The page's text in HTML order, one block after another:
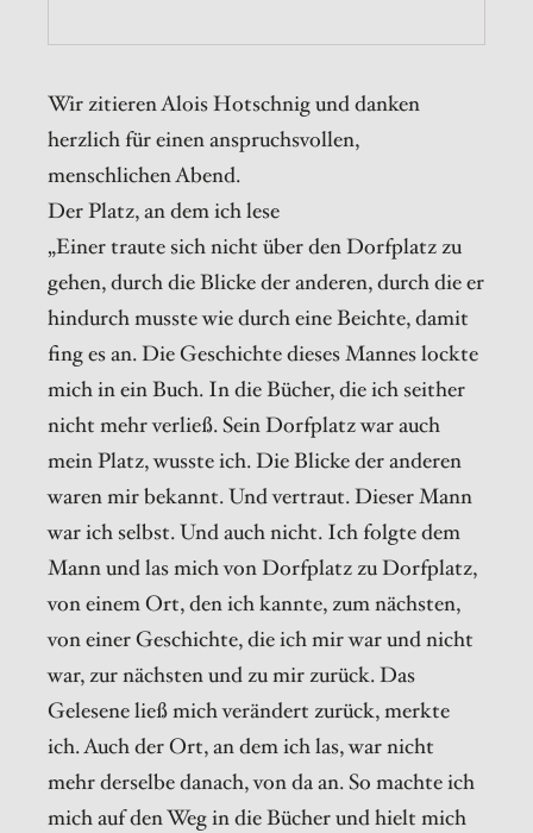
Wir zitieren Alois Hotschnig und danken
herzlich für einen anspruchsvollen,
menschlichen Abend.
Der Platz, an dem ich lese
„Einer traute sich nicht über den Dorfplatz zu
gehen, durch die Blicke der anderen, durch die er
hindurch musste wie durch eine Beichte, damit
fing es an. Die Geschichte dieses Mannes lockte
mich in ein Buch. In die Bücher, die ich seither
nicht mehr verließ. Sein Dorfplatz war auch
mein Platz, wusste ich. Die Blicke der anderen
waren mir bekannt. Und vertraut. Dieser Mann
war ich selbst. Und auch nicht. Ich folgte dem
Mann und las mich von Dorfplatz zu Dorfplatz,
von einem Ort, den ich kannte, zum nächsten,
von einer Geschichte, die ich mir war und nicht
war, zur nächsten und zu mir zurück. Das
Gelesene ließ mich verändert zurück, merkte
ich. Auch der Ort, an dem ich las, war nicht
mehr derselbe danach, von da an. So machte ich
mich auf den Weg in die Bücher und hielt mich